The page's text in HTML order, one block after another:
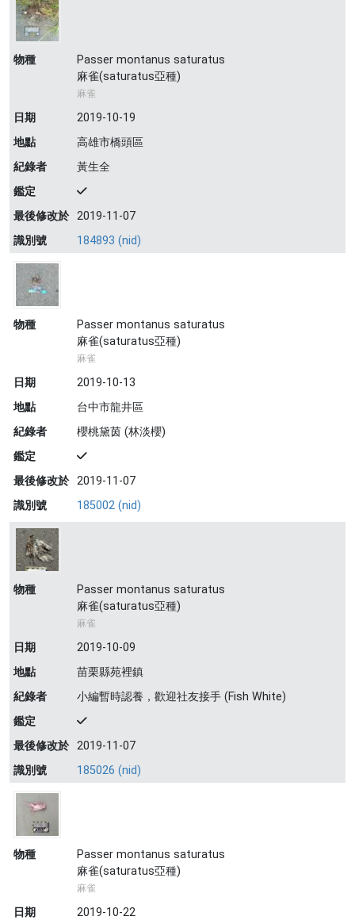
物種
Passer montanus saturatus
麻雀(saturatus亞種)
麻雀
日期
2019-10-19
地點
高雄市橋頭區
紀錄者
黃生全
鑑定
最後修改於 2019-11-07
識別號
184893 (nid)
物種
Passer montanus saturatus
麻雀(saturatus亞種)
麻雀
日期
2019-10-13
地點
台中市龍井區
紀錄者
櫻桃黛茵 (林淡櫻)
鑑定
最後修改於 2019-11-07
識別號
185002 (nid)
物種
Passer montanus saturatus
麻雀(saturatus亞種)
麻雀
日期
2019-10-09
地點
苗栗縣苑裡鎮
紀錄者
小編暫時認養，歡迎社友接手 (Fish White)
鑑定
最後修改於 2019-11-07
識別號
185026 (nid)
物種
Passer montanus saturatus
麻雀(saturatus亞種)
麻雀
日期
2019-10-22